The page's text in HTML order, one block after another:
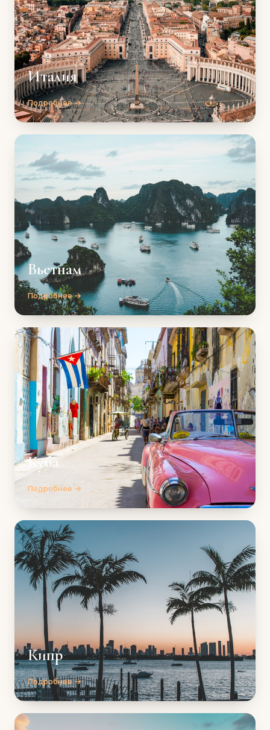
Италия
Подробнее →
Вьетнам
Подробнее →
Куба
Подробнее →
Кипр
Подробнее →